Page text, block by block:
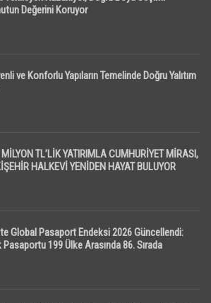
Değerini Koruyor
ve Konforlu Yapıların Temelinde Doğru Yalıtım
TL’LİK YATIRIMLA CUMHURİYET MİRASI,
HALKEVİ YENİDEN HAYAT BULUYOR
Global Pasaport Endeksi 2026 Güncellendi:
Pasaportu 199 Ülke Arasında 86. Sırada